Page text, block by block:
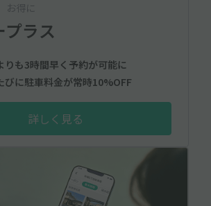
お得に
ラス
りも3時間早く予約が可能に
びに駐車料金が常時10%OFF
詳しく見る